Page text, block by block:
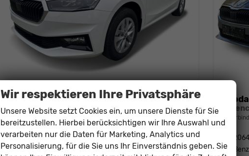
Skoda Fabia
Selection PDC+LED+SMART LINK+LANE ASSIST
Fahrzeugnr. 206480 Getriebe Schalt. 5-Gang
Kraftstoff Benzin Leistung 59 kW (80 PS)
Kraftstoff
Wir respektieren Ihre Privatsphäre
Unsere Website setzt Cookies ein, um unsere Dienste für Sie
bereitzustellen. Hierbei berücksichtigen wir Ihre Auswahl und
verarbeiten nur die Daten für Marketing, Analytics und
Personalisierung, für die Sie uns Ihr Einverständnis geben. Sie